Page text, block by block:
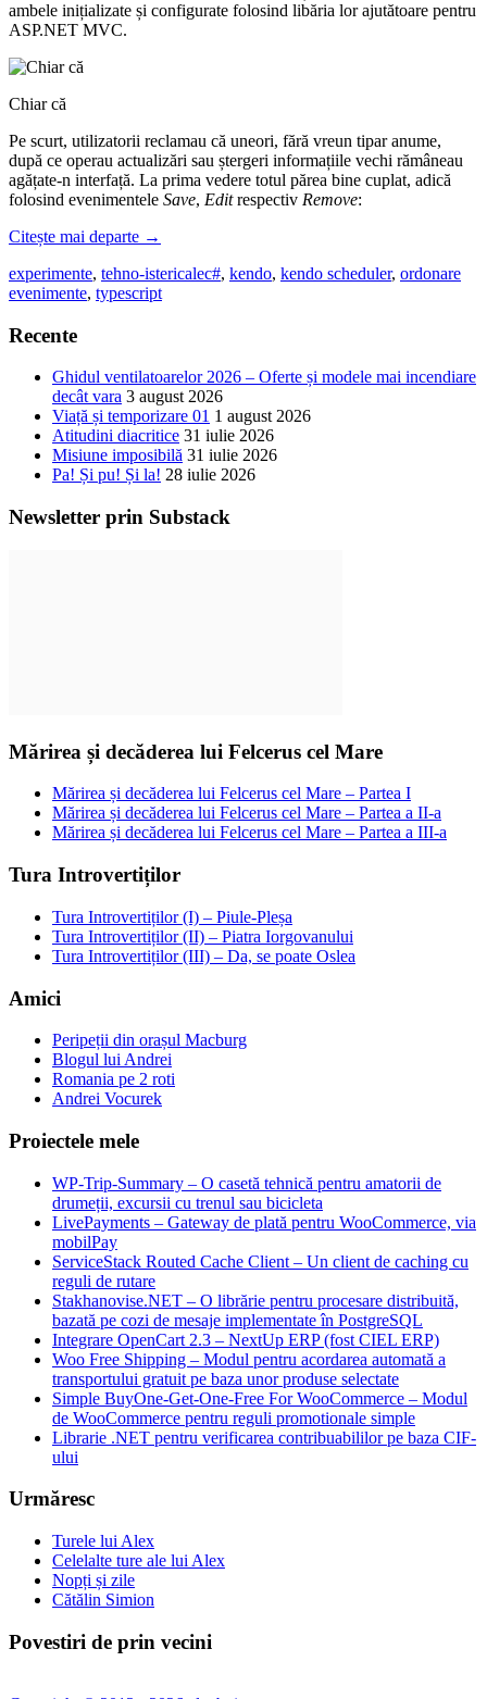
ambele inițializate și configurate folosind libăria lor ajutătoare pentru
ASP.NET MVC.
Chiar că
Pe scurt, utilizatorii reclamau că uneori, fără vreun tipar anume,
după ce operau actualizări sau ștergeri informațiile vechi rămâneau
agățate-n interfață. La prima vedere totul părea bine cuplat, adică
folosind evenimentele Save, Editrespectiv Remove:
Citește mai departe →
experimente, tehno-istericalec#, kendo, kendo scheduler, ordonare
evenimente, typescript
Recente
Ghidul ventilatoarelor 2026 – Oferte și modele mai incendiare
decât vara 3 august 2026
Viață și temporizare 01 1 august 2026
Atitudini diacritice 31 iulie 2026
Misiune imposibilă 31 iulie 2026
Pa! Și pu! Și la! 28 iulie 2026
Newsletter prin Substack
Mărirea și decăderea lui Felcerus cel Mare
Mărirea și decăderea lui Felcerus cel Mare – Partea I
Mărirea și decăderea lui Felcerus cel Mare – Partea a II-a
Mărirea și decăderea lui Felcerus cel Mare – Partea a III-a
Tura Introvertiților
Tura Introvertiților (I) – Piule-Pleșa
Tura Introvertiților (II) – Piatra Iorgovanului
Tura Introvertiților (III) – Da, se poate Oslea
Amici
Peripeții din orașul Macburg
Blogul lui Andrei
Romania pe 2 roti
Andrei Vocurek
Proiectele mele
WP-Trip-Summary – O casetă tehnică pentru amatorii de
drumeții, excursii cu trenul sau bicicleta
LivePayments – Gateway de plată pentru WooCommerce, via
mobilPay
ServiceStack Routed Cache Client – Un client de caching cu
reguli de rutare
Stakhanovise.NET – O librărie pentru procesare distribuită,
bazată pe cozi de mesaje implementate în PostgreSQL
Integrare OpenCart 2.3 – NextUp ERP (fost CIEL ERP)
Woo Free Shipping – Modul pentru acordarea automată a
transportului gratuit pe baza unor produse selectate
Simple BuyOne-Get-One-Free For WooCommerce – Modul
de WooCommerce pentru reguli promotionale simple
Librarie .NET pentru verificarea contribuabililor pe baza CIF-
ului
Urmăresc
Turele lui Alex
Celelalte ture ale lui Alex
Nopți și zile
Cătălin Simion
Povestiri de prin vecini